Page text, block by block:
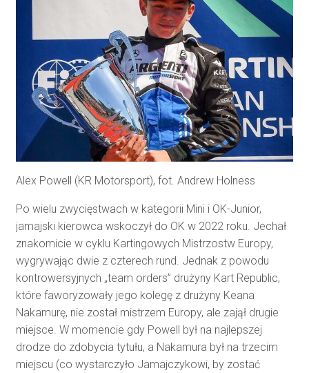
Alex Powell (KR Motorsport), fot. Andrew Holness
Po wielu zwycięstwach w kategorii Mini i OK-Junior,
jamajski kierowca wskoczył do OK w 2022 roku. Jechał
znakomicie w cyklu Kartingowych Mistrzostw Europy,
wygrywając dwie z czterech rund. Jednak z powodu
kontrowersyjnych „team orders” drużyny Kart Republic,
które faworyzowały jego kolegę z drużyny Keana
Nakamurę, nie został mistrzem Europy, ale zajął drugie
miejsce. W momencie gdy Powell był na najlepszej
drodze do zdobycia tytułu, a Nakamura był na trzecim
miejscu (co wystarczyło Jamajczykowi, by zostać